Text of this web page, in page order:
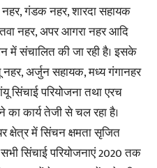
गंडक नहर, शारदा सहायक
नहर, अपर आगरा नहर आदि
में संचालित की जा रही है। इसके
नहर, अर्जुन सहायक, मध्य गंगानहर
सिंचाई परियोजना तथा एरच
का कार्य तेजी से चल रहा है।
क्षेत्र में सिंचन क्षमता सृजित
सिंचाई परियोजनाएं 2020 तक